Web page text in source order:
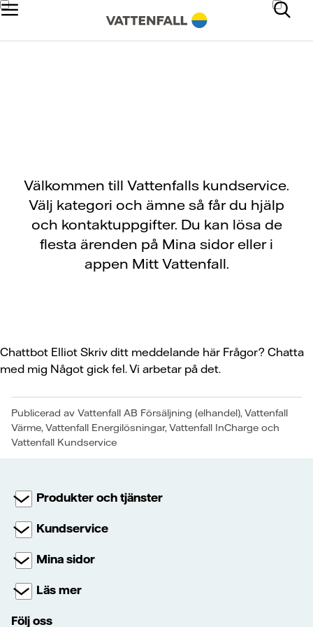
Välkommen till Vattenfalls kundservice.
Välj kategori och ämne så får du hjälp
och kontaktuppgifter. Du kan lösa de
flesta ärenden på Mina sidor eller i
appen Mitt Vattenfall.
Chattbot Elliot Skriv ditt meddelande här Frågor? Chatta
med mig Något gick fel. Vi arbetar på det.
Publicerad av Vattenfall AB Försäljning (elhandel), Vattenfall
Värme, Vattenfall Energilösningar, Vattenfall InCharge och
Vattenfall Kundservice
Produkter och tjänster
Kundservice
Mina sidor
Läs mer
Följ oss